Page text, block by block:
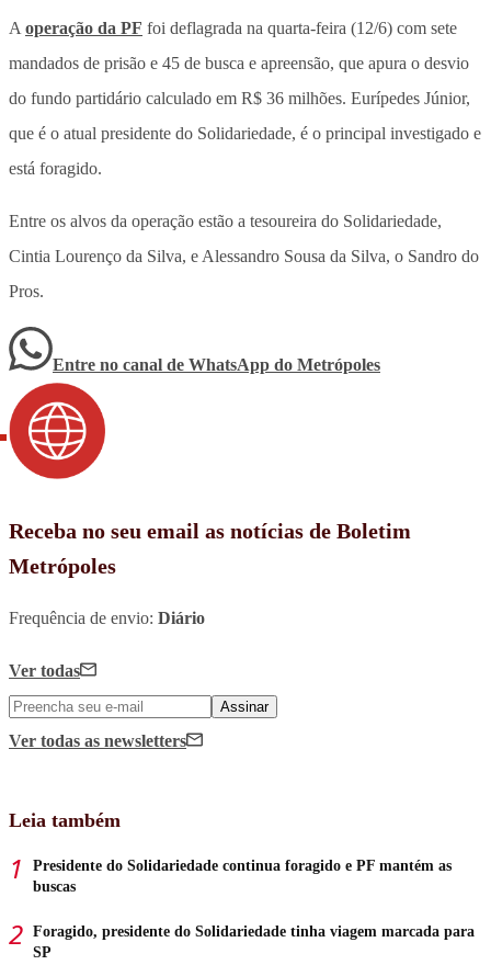
A operação da PF foi deflagrada na quarta-feira (12/6) com sete
mandados de prisão e 45 de busca e apreensão, que apura o desvio
do fundo partidário calculado em R$ 36 milhões. Eurípedes Júnior,
que é o atual presidente do Solidariedade, é o principal investigado e
está foragido.
Entre os alvos da operação estão a tesoureira do Solidariedade,
Cintia Lourenço da Silva, e Alessandro Sousa da Silva, o Sandro do
Pros.
Entre no canal de WhatsApp do Metrópoles
Receba no seu email as notícias de Boletim
Metrópoles
Frequência de envio: Diário
Ver todas
Assinar
Ver todas as newsletters
Leia também
Presidente do Solidariedade continua foragido e PF mantém as
buscas
Foragido, presidente do Solidariedade tinha viagem marcada para
SP